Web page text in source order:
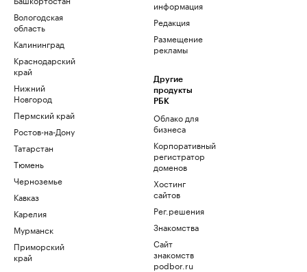
Вологодская
область
Калининград
Краснодарский
край
Нижний
Новгород
Пермский край
Ростов-на-Дону
Татарстан
Тюмень
Черноземье
Кавказ
Карелия
Мурманск
Приморский
край
информация
Редакция
Размещение
рекламы
Другие
продукты
РБК
Облако для
бизнеса
Корпоративный
регистратор
доменов
Хостинг
сайтов
Рег.решения
Знакомства
Сайт
знакомств
podbor.ru